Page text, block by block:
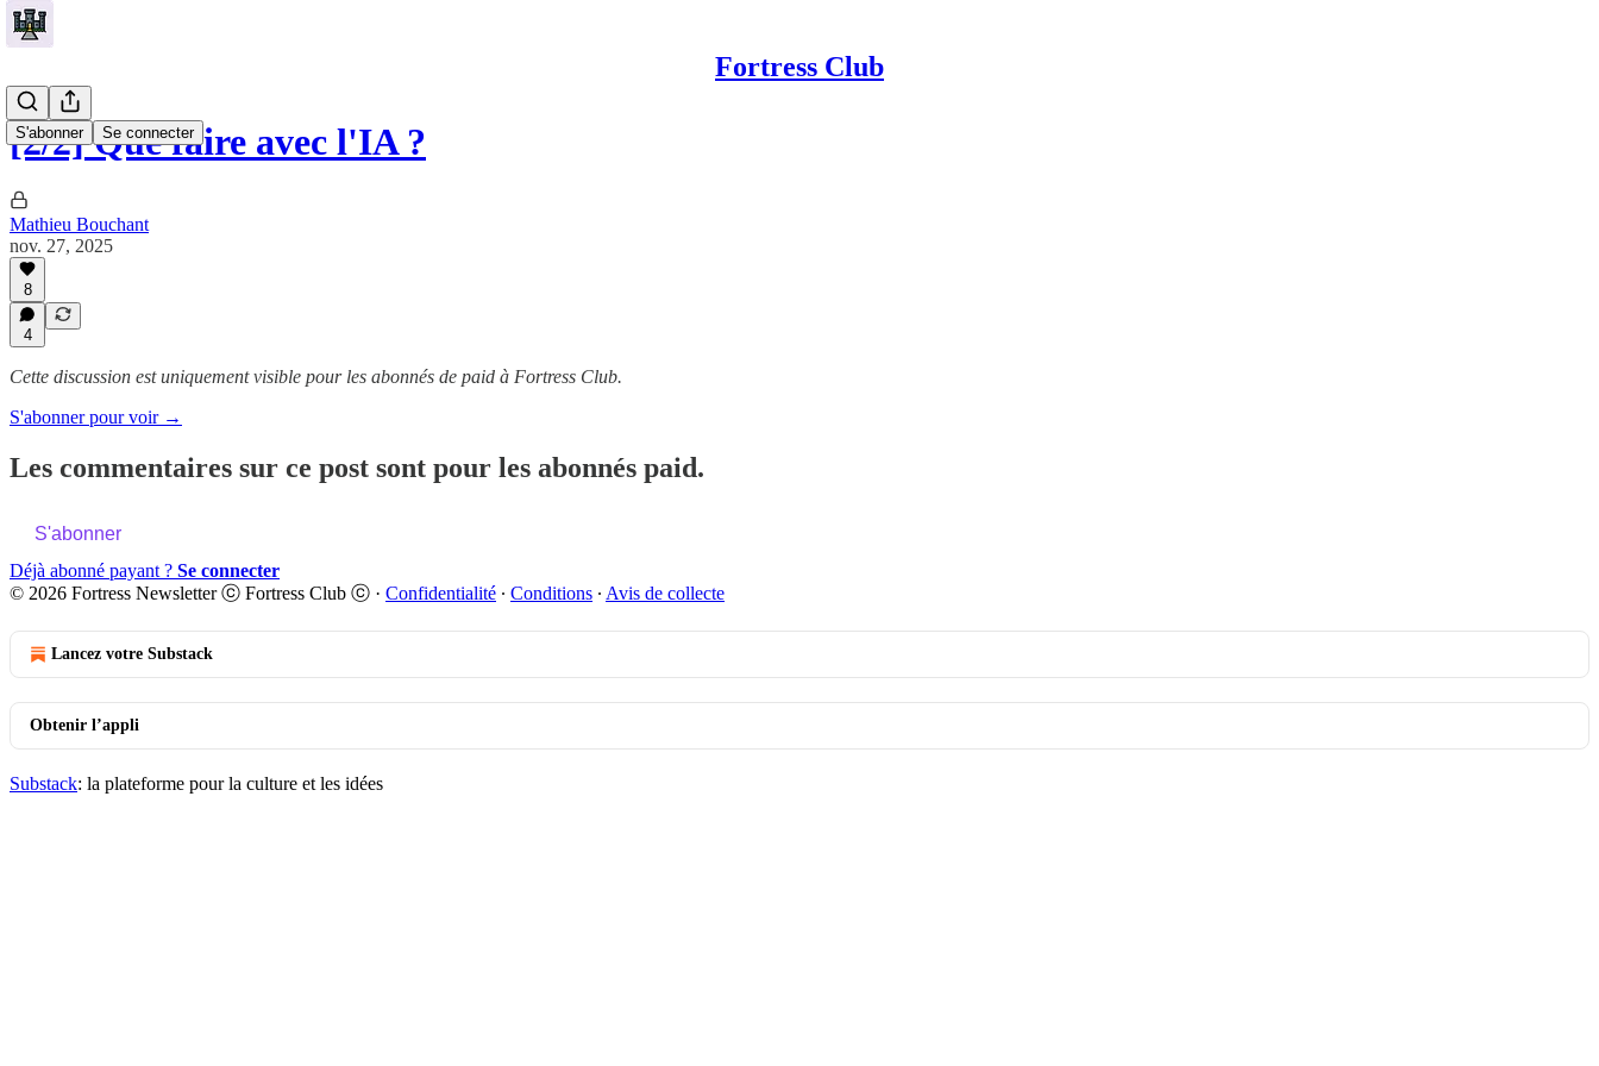
Fortress Club
S'abonner Se connecter
[2/2] Que faire avec l'IA ?
Mathieu Bouchant
nov. 27, 2025
8
4
Cette discussion est uniquement visible pour les abonnés de paid à Fortress Club.
S'abonner pour voir →
Les commentaires sur ce post sont pour les abonnés paid.
S'abonner
Déjà abonné payant ? Se connecter
© 2026 Fortress Newsletter ⓒ Fortress Club ⓒ · Confidentialité ∙ Conditions ∙ Avis de collecte
Lancez votre Substack
Obtenir l’appli
Substack: la plateforme pour la culture et les idées